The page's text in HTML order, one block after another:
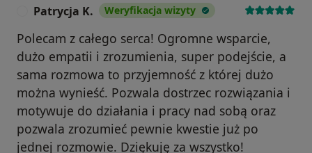
Patrycja K. Weryfikacja wizyty
Polecam z całego serca! Ogromne wsparcie,
dużo empatii i zrozumienia, super podejście, a
sama rozmowa to przyjemność z której dużo
można wynieść. Pozwala dostrzec rozwiązania i
motywuje do działania i pracy nad sobą oraz
pozwala zrozumieć pewnie kwestie już po
jednej rozmowie. Dziękuję za wszystko!